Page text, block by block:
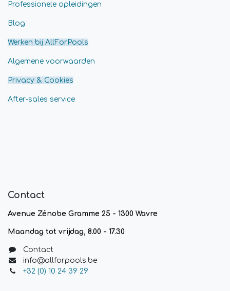
Professionele opleidingen
Blog
Werken bij AllForPools
Algemene voorwaarden
Privacy & Cookies
After-sales service
Contact
Avenue Zénobe Gramme 25 - 1300 Wavre
Maandag tot vrijdag, 8.00 - 17.30
Contact
info@allforpools.be
+32 (0) 10 24 39 29